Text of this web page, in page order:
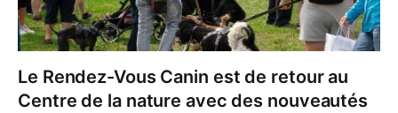
Le Rendez-Vous Canin est de retour au
Centre de la nature avec des nouveautés